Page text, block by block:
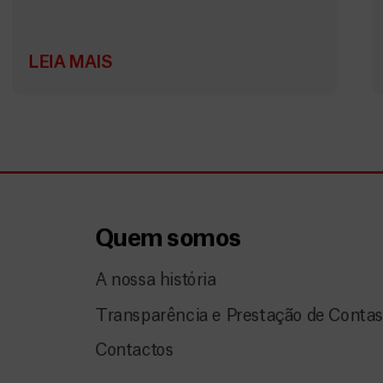
LEIA MAIS
Quem somos
A nossa história
Transparência e Prestação de Contas
Contactos